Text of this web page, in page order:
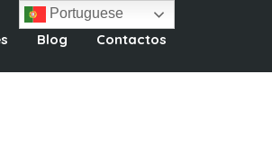
Blog Contactos
Portuguese